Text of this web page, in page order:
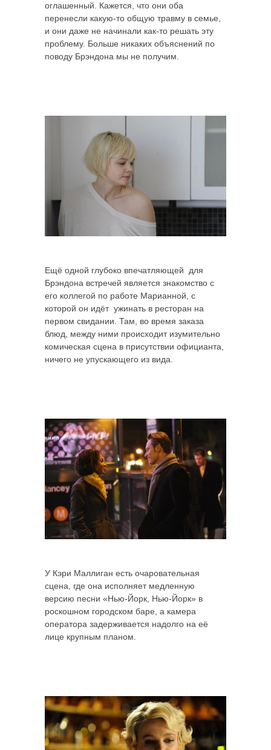
оглашенный. Кажется, что они оба
перенесли какую-то общую травму в семье,
и они даже не начинали как-то решать эту
проблему. Больше никаких объяснений по
поводу Брэндона мы не получим.
Ещё одной глубоко впечатляющей для
Брэндона встречей является знакомство с
его коллегой по работе Марианной, с
которой он идёт ужинать в ресторан на
первом свидании. Там, во время заказа
блюд, между ними происходит изумительно
комическая сцена в присутствии официанта,
ничего не упускающего из вида.
У Кэри Маллиган есть очаровательная
сцена, где она исполняет медленную
версию песни «Нью-Йорк, Нью-Йорк» в
роскошном городском баре, а камера
оператора задерживается надолго на её
лице крупным планом.